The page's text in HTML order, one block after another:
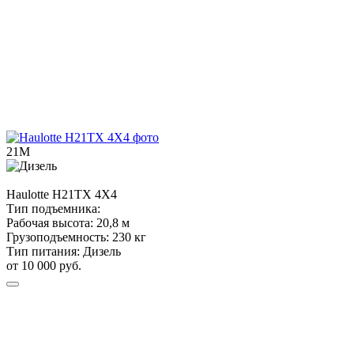
21М
Haulotte H21TX 4X4
Тип подъемника:
Рабочая высота: 20,8 м
Грузоподъемность: 230 кг
Тип питания: Дизель
от 10 000 руб.